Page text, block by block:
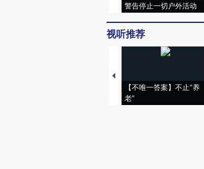
警告停止一切户外活动
视听推荐
【不唯一答案】不止“养
老”